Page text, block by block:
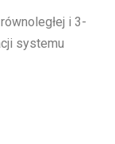
i 3-
systemu